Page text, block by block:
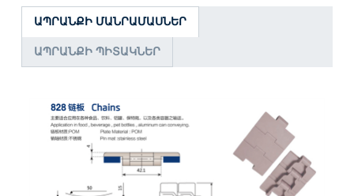
ԱՊՐԱՆՔԻ ՄԱՆՐԱՄԱՍՆԵՐ
ԱՊՐԱՆՔԻ ՊԻՏԱԿՆԵՐ